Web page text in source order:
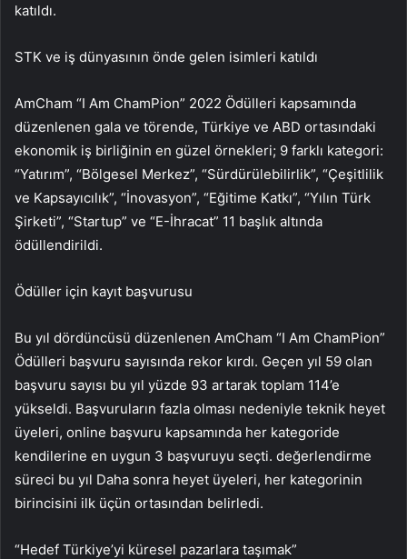
katıldı.
STK ve iş dünyasının önde gelen isimleri katıldı
AmCham “I Am ChamPion” 2022 Ödülleri kapsamında
düzenlenen gala ve törende, Türkiye ve ABD ortasındaki
ekonomik iş birliğinin en güzel örnekleri; 9 farklı kategori:
“Yatırım”, “Bölgesel Merkez”, “Sürdürülebilirlik”, “Çeşitlilik
ve Kapsayıcılık”, “İnovasyon”, “Eğitime Katkı”, “Yılın Türk
Şirketi”, “Startup” ve “E-İhracat” 11 başlık altında
ödüllendirildi.
Ödüller için kayıt başvurusu
Bu yıl dördüncüsü düzenlenen AmCham “I Am ChamPion”
Ödülleri başvuru sayısında rekor kırdı. Geçen yıl 59 olan
başvuru sayısı bu yıl yüzde 93 artarak toplam 114’e
yükseldi. Başvuruların fazla olması nedeniyle teknik heyet
üyeleri, online başvuru kapsamında her kategoride
kendilerine en uygun 3 başvuruyu seçti. değerlendirme
süreci bu yıl Daha sonra heyet üyeleri, her kategorinin
birincisini ilk üçün ortasından belirledi.
“Hedef Türkiye’yi küresel pazarlara taşımak”